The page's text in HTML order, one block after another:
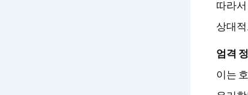
따라
상대
엄격
이는